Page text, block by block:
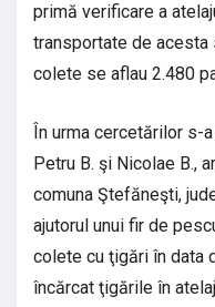
primă verificare a
transportate de
colete se aflau 2.480
În urma cercetărilor s-
Petru B. şi Nicolae B.,
comuna Ştefăneşti,
ajutorul unui fir de
colete cu ţigări în data
încărcat ţigările în